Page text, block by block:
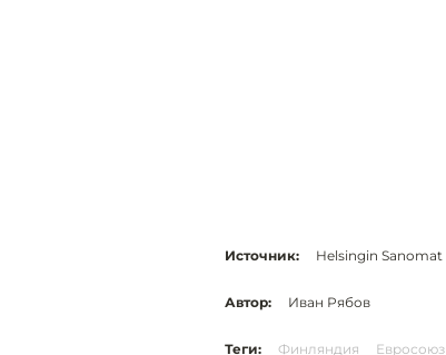
Источник: Helsingin Sanomat
Автор: Иван Рябов
Теги: Финляндия Евросоюз